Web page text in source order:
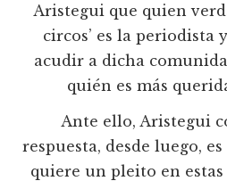
Aristegui que quien
circos’ es la periodista
acudir a dicha
quién es más
Ante ello, Aristegui
respuesta, desde luego,
quiere un pleito en